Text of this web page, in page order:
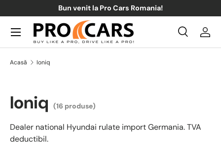
Sari la conținut
Bun venit la Pro Cars Romania!
Căutare
Căutare
Meniul
Acasă Ioniq
Ioniq (16 produse)
Dealer national Hyundai rulate import Germania. TVA
deductibil.